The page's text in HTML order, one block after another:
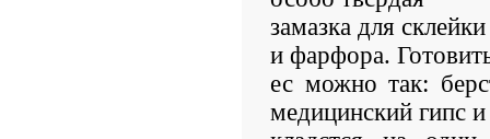
замазка для
и фарфора.
ес можно так:
медицинский гипс и